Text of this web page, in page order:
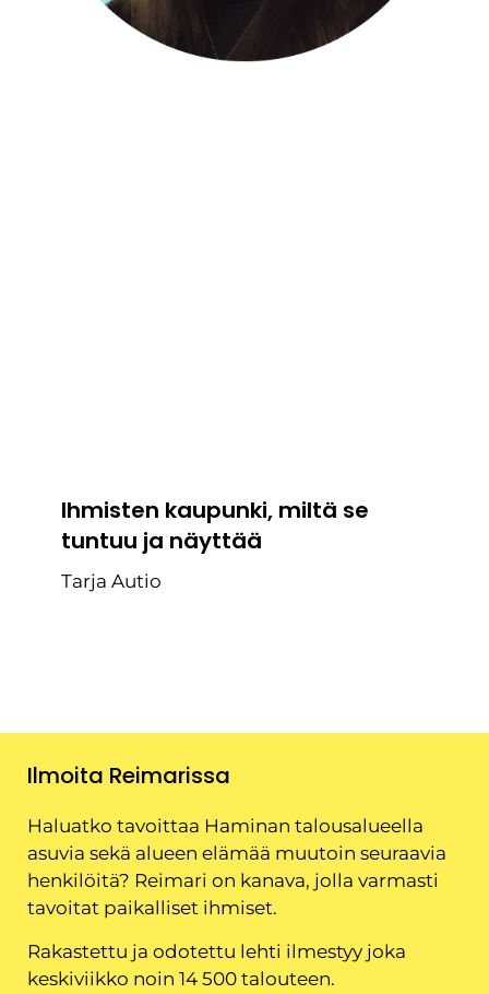
Ihmisten kaupunki, miltä se
tuntuu ja näyttää
Tarja Autio
Ilmoita Reimarissa
Haluatko tavoittaa Haminan talousalueella
asuvia sekä alueen elämää muutoin seuraavia
henkilöitä? Reimari on kanava, jolla varmasti
tavoitat paikalliset ihmiset.
Rakastettu ja odotettu lehti ilmestyy joka
keskiviikko noin 14 500 talouteen.